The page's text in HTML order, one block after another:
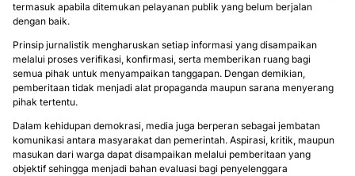
termasuk apabila ditemukan pelayanan publik yang belum berjalan
dengan baik.
Prinsip jurnalistik mengharuskan setiap informasi yang disampaikan
melalui proses verifikasi, konfirmasi, serta memberikan ruang bagi
semua pihak untuk menyampaikan tanggapan. Dengan demikian,
pemberitaan tidak menjadi alat propaganda maupun sarana menyerang
pihak tertentu.
Dalam kehidupan demokrasi, media juga berperan sebagai jembatan
komunikasi antara masyarakat dan pemerintah. Aspirasi, kritik, maupun
masukan dari warga dapat disampaikan melalui pemberitaan yang
objektif sehingga menjadi bahan evaluasi bagi penyelenggara